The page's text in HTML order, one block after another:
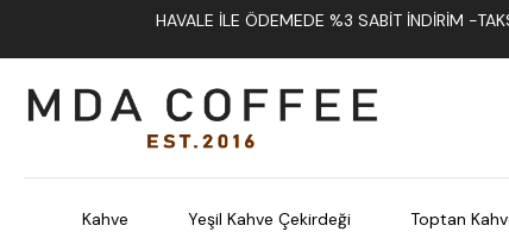
HAVALE İLE ÖDEMEDE %3 SABIT İNDIRIM -
Kahve Yeşil Kahve Çekirdeği Toptan